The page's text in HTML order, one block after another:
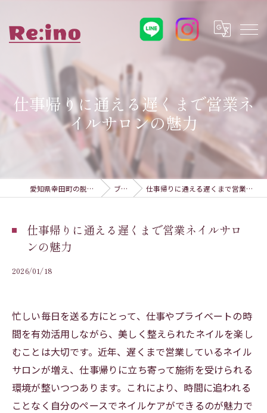
仕事帰りに通える遅くまで営業ネ
イルサロンの魅力
愛知県幸田町の脱毛ならRe:ino ブログ 仕事帰りに通える遅くまで営業ネイルサロンの魅力
仕事帰りに通える遅くまで営業ネイルサロ
ンの魅力
2026/01/18
忙しい毎日を送る方にとって、仕事やプライベートの時
間を有効活用しながら、美しく整えられたネイルを楽し
むことは大切です。近年、遅くまで営業しているネイル
サロンが増え、仕事帰りに立ち寄って施術を受けられる
環境が整いつつあります。これにより、時間に追われる
ことなく自分のペースでネイルケアができるのが魅力で